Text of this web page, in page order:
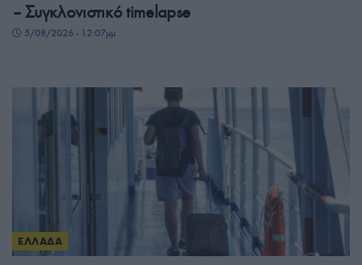
– Συγκλονιστικό timelapse
5/08/2026 - 12:07μμ
ΕΛΛΑΔΑ